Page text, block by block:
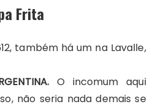
Frita
também há um na Lavalle,
O incomum aqui
não seria nada demais se